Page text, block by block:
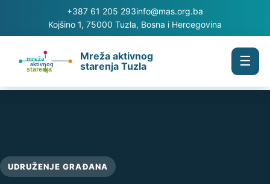
+387 61 205 293info@mas.org.ba
Kojšino 1, 75000 Tuzla, Bosna i Hercegovina
Mreža aktivnog
starenja Tuzla
☰
UDRUŽENJE GRAĐANA